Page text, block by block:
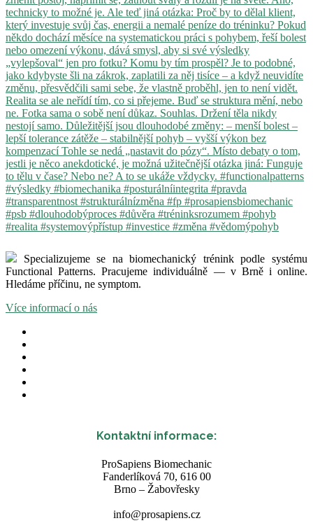
Specializujeme se na biomechanický trénink podle systému
Functional Patterns. Pracujeme individuálně — v Brně i online.
Hledáme příčinu, ne symptom.
Více informací o nás
Kontaktní informace:
ProSapiens Biomechanic
Fanderlíková 70, 616 00
Brno – Žabovřesky
info@prosapiens.cz